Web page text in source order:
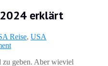
2024 erklärt
Reise, USA
geben. Aber wieviel